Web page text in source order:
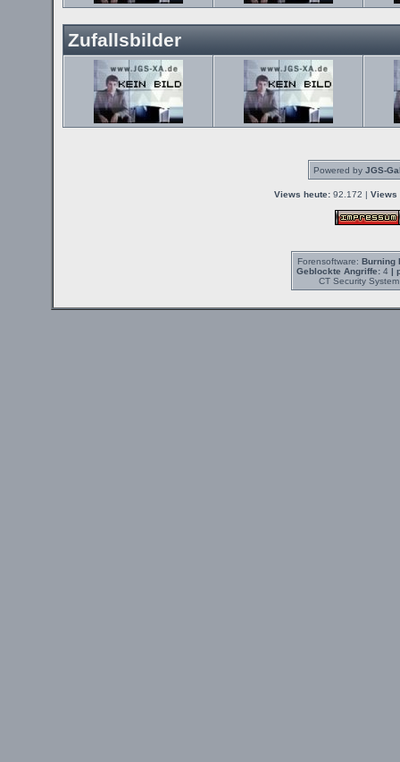
Zufallsbilder
Powered by JGS-
Views heute: 92.172 | Views
Forensoftware: Burning
Geblockte Angriffe:4 |
CT Security